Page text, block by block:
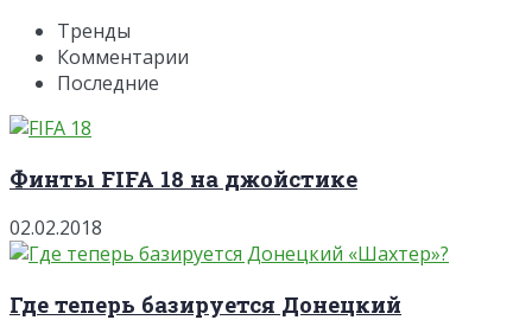
Тренды
Комментарии
Последние
Финты FIFA 18 на джойстике
02.02.2018
Где теперь базируется Донецкий